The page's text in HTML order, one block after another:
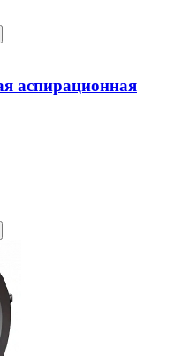
аспирационная